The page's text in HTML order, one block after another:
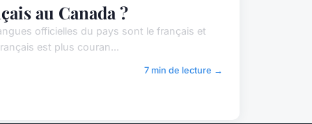
au Canada ?
officielles du pays sont le français et
est plus couran...
7 min de lecture →